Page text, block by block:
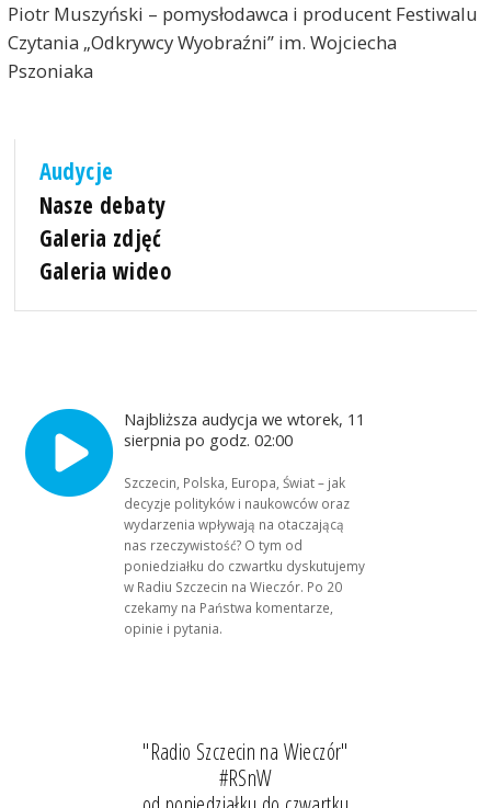
Piotr Muszyński – pomysłodawca i producent Festiwalu
Czytania „Odkrywcy Wyobraźni” im. Wojciecha
Pszoniaka
Audycje
Nasze debaty
Galeria zdjęć
Galeria wideo
Najbliższa audycja we wtorek, 11
sierpnia po godz. 02:00
Szczecin, Polska, Europa, Świat – jak
decyzje polityków i naukowców oraz
wydarzenia wpływają na otaczającą
nas rzeczywistość? O tym od
poniedziałku do czwartku dyskutujemy
w Radiu Szczecin na Wieczór. Po 20
czekamy na Państwa komentarze,
opinie i pytania.
"Radio Szczecin na Wieczór"
#RSnW